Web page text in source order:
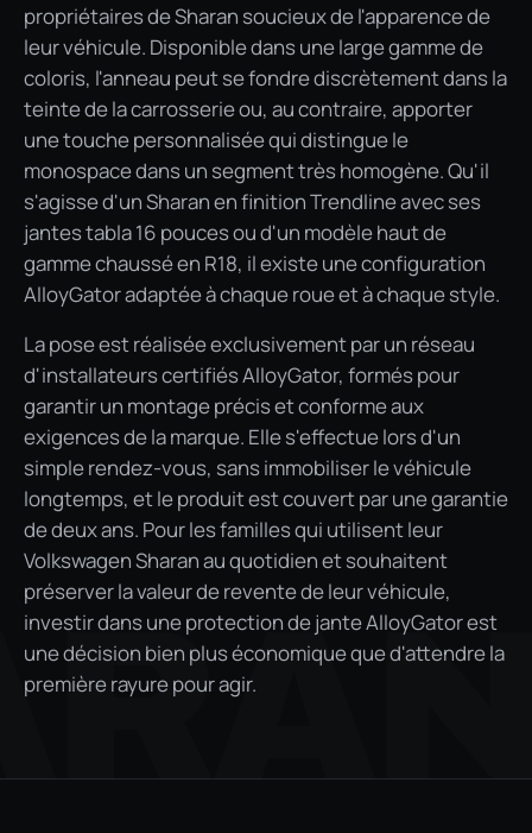
propriétaires de Sharan soucieux de l'apparence de
leur véhicule. Disponible dans une large gamme de
coloris, l'anneau peut se fondre discrètement dans la
teinte de la carrosserie ou, au contraire, apporter
une touche personnalisée qui distingue le
monospace dans un segment très homogène. Qu'il
s'agisse d'un Sharan en finition Trendline avec ses
jantes tabla 16 pouces ou d'un modèle haut de
gamme chaussé en R18, il existe une configuration
AlloyGator adaptée à chaque roue et à chaque style.
La pose est réalisée exclusivement par un réseau
d'installateurs certifiés AlloyGator, formés pour
garantir un montage précis et conforme aux
exigences de la marque. Elle s'effectue lors d'un
simple rendez-vous, sans immobiliser le véhicule
longtemps, et le produit est couvert par une garantie
de deux ans. Pour les familles qui utilisent leur
Volkswagen Sharan au quotidien et souhaitent
préserver la valeur de revente de leur véhicule,
investir dans une protection de jante AlloyGator est
une décision bien plus économique que d'attendre la
première rayure pour agir.